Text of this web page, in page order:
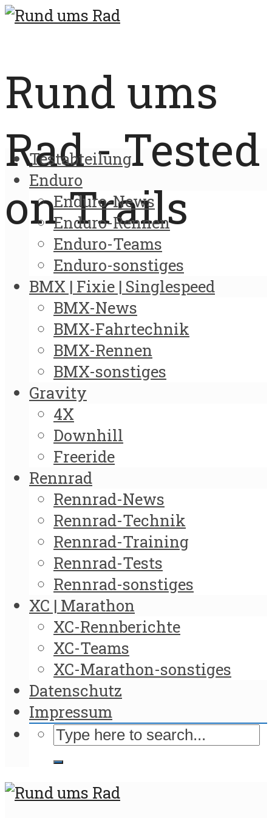
Rund ums
Rad - Tested
on Trails
Testabteilung
Enduro
Enduro-News
Enduro-Rennen
Enduro-Teams
Enduro-sonstiges
BMX | Fixie | Singlespeed
BMX-News
BMX-Fahrtechnik
BMX-Rennen
BMX-sonstiges
Gravity
4X
Downhill
Freeride
Rennrad
Rennrad-News
Rennrad-Technik
Rennrad-Training
Rennrad-Tests
Rennrad-sonstiges
XC | Marathon
XC-Rennberichte
XC-Teams
XC-Marathon-sonstiges
Datenschutz
Impressum